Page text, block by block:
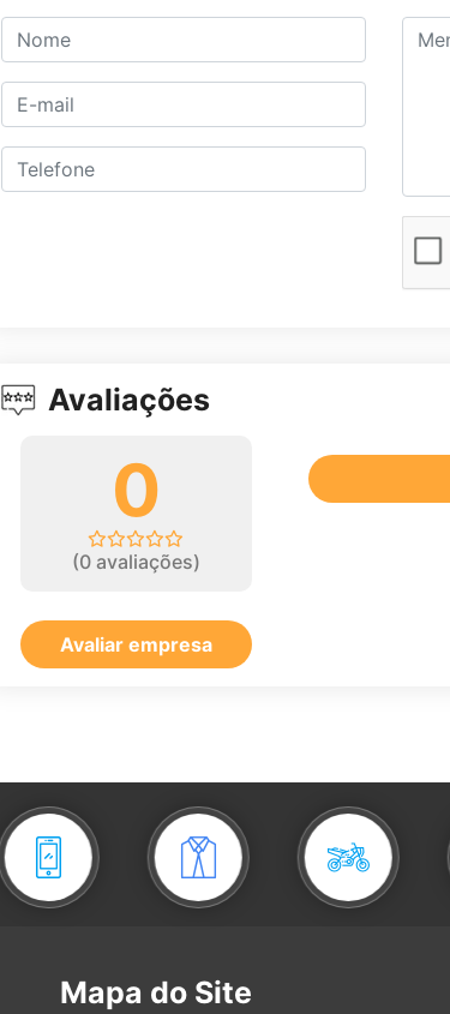
Avaliações
0
(0avaliações)
Avaliar empresa
Mapa do Site